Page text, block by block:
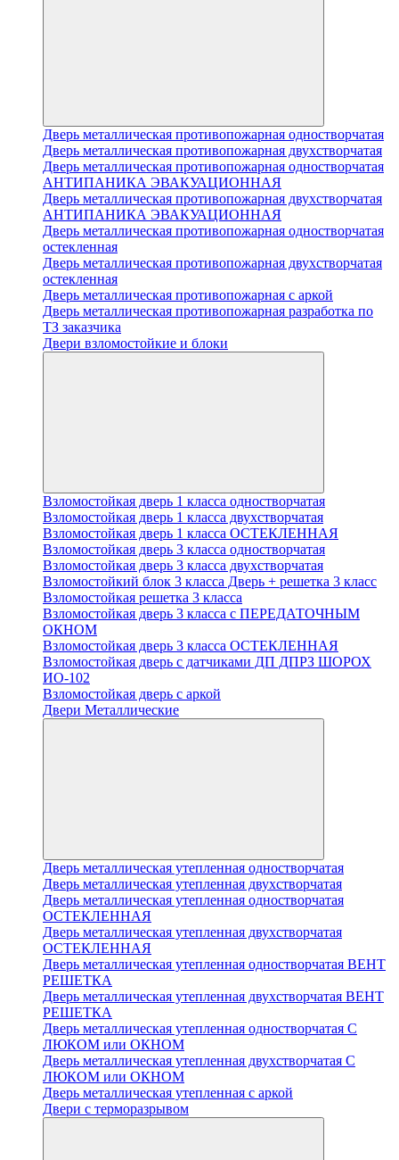
Дверь металлическая противопожарная одностворчатая
Дверь металлическая противопожарная двухстворчатая
Дверь металлическая противопожарная одностворчатая
АНТИПАНИКА ЭВАКУАЦИОННАЯ
Дверь металлическая противопожарная двухстворчатая
АНТИПАНИКА ЭВАКУАЦИОННАЯ
Дверь металлическая противопожарная одностворчатая
остекленная
Дверь металлическая противопожарная двухстворчатая
остекленная
Дверь металлическая противопожарная с аркой
Дверь металлическая противопожарная разработка по
ТЗ заказчика
Двери взломостойкие и блоки
Взломостойкая дверь 1 класса одностворчатая
Взломостойкая дверь 1 класса двухстворчатая
Взломостойкая дверь 1 класса ОСТЕКЛЕННАЯ
Взломостойкая дверь 3 класса одностворчатая
Взломостойкая дверь 3 класса двухстворчатая
Взломостойкий блок 3 класса Дверь + решетка 3 класс
Взломостойкая решетка 3 класса
Взломостойкая дверь 3 класса с ПЕРЕДАТОЧНЫМ
ОКНОМ
Взломостойкая дверь 3 класса ОСТЕКЛЕННАЯ
Взломостойкая дверь с датчиками ДП ДПРЗ ШОРОХ
ИО-102
Взломостойкая дверь с аркой
Двери Металлические
Дверь металлическая утепленная одностворчатая
Дверь металлическая утепленная двухстворчатая
Дверь металлическая утепленная одностворчатая
ОСТЕКЛЕННАЯ
Дверь металлическая утепленная двухстворчатая
ОСТЕКЛЕННАЯ
Дверь металлическая утепленная одностворчатая ВЕНТ
РЕШЕТКА
Дверь металлическая утепленная двухстворчатая ВЕНТ
РЕШЕТКА
Дверь металлическая утепленная одностворчатая С
ЛЮКОМ или ОКНОМ
Дверь металлическая утепленная двухстворчатая С
ЛЮКОМ или ОКНОМ
Дверь металлическая утепленная с аркой
Двери с терморазрывом